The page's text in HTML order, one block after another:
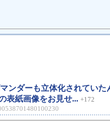
ンダーも立体化されてい
表紙画像をお見せ... +172